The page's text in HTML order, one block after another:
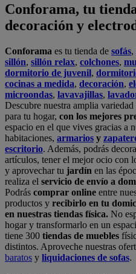
Conforama, tu
decoración y
Conforama es tu tienda de sofás,
sillón, sillón relax, colchones,
dormitorio de juvenil,
cocinas a medida, decoración,
microondas, lavavajillas,
Descubre nuestra amplia
para tu hogar, con los mejores
espacio en el que vives gracias a
habitaciones, armarios y
escritorio. Además, podrás
artículos, tener el mejor ocio con
y aprovechar tu jardín en las
realiza el servicio de envío a
Podrás comprar online entre
productos y recibirlo en tu
en nuestras tiendas física. No
hogar y transformarlo en un
tiene 300 tiendas de muebles
distintos. Aproveche nuestras
baratos y liquidaciones de sofas.